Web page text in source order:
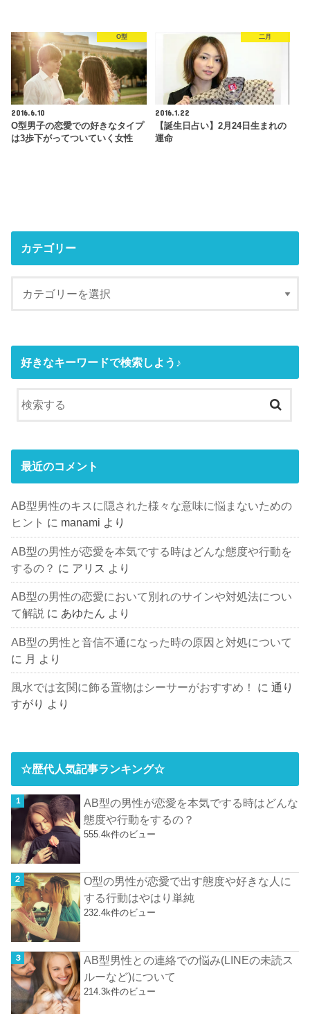
O型
2016.6.10
O型男子の恋愛での好きなタイプ
は3歩下がってついていく女性
二月
2016.1.22
【誕生日占い】2月24日生まれの
運命
カテゴリー
好きなキーワードで検索しよう♪
最近のコメント
AB型男性のキスに隠された様々な意味に悩まないための
ヒント に manami より
AB型の男性が恋愛を本気でする時はどんな態度や行動を
するの？ に アリス より
AB型の男性の恋愛において別れのサインや対処法につい
て解説 に あゆたん より
AB型の男性と音信不通になった時の原因と対処について
に 月 より
風水では玄関に飾る置物はシーサーがおすすめ！ に通り
すがり より
☆歴代人気記事ランキング☆
AB型の男性が恋愛を本気でする時はどんな
態度や行動をするの？
555.4k件のビュー
O型の男性が恋愛で出す態度や好きな人に
する行動はやはり単純
232.4k件のビュー
AB型男性との連絡での悩み(LINEの未読ス
ルーなど)について
214.3k件のビュー